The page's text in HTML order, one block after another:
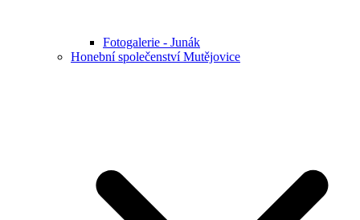
Fotogalerie - Junák
Honební společenství Mutějovice